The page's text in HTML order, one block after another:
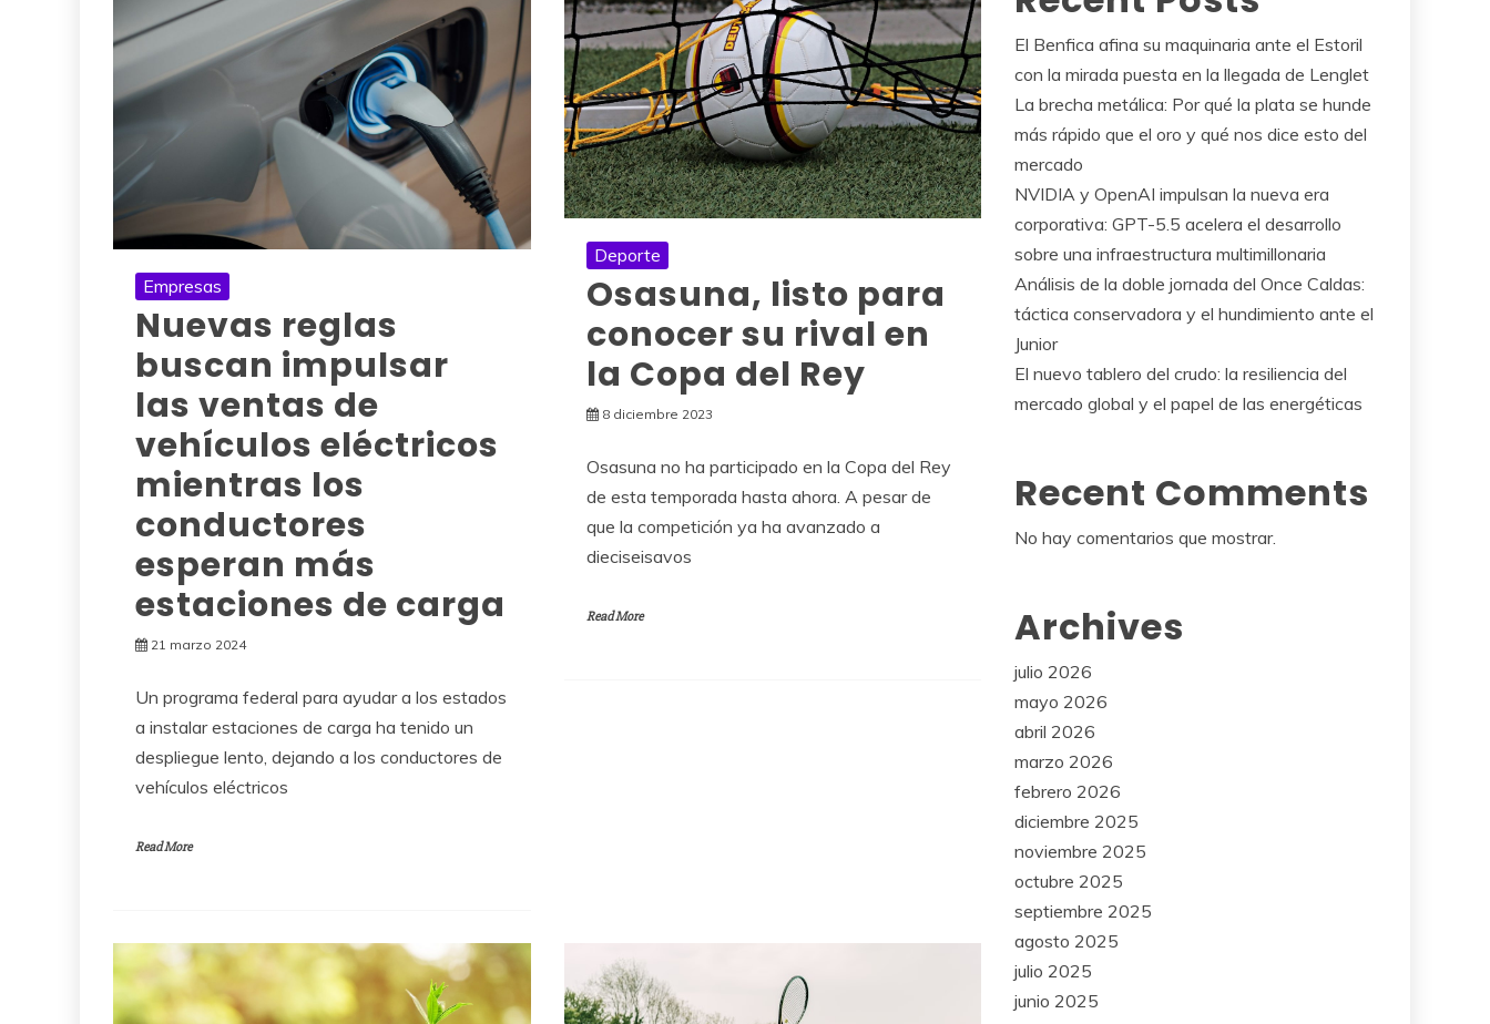
Empresas
Nuevas reglas
buscan impulsar
las ventas de
vehículos eléctricos
mientras los
conductores
esperan más
estaciones de carga
21 marzo 2024
Un programa federal para ayudar a los estados
a instalar estaciones de carga ha tenido un
despliegue lento, dejando a los conductores de
vehículos eléctricos
Read More
Deporte
Osasuna, listo para
conocer su rival en
la Copa del Rey
8 diciembre 2023
Osasuna no ha participado en la Copa del Rey
de esta temporada hasta ahora. A pesar de
que la competición ya ha avanzado a
dieciseisavos
Read More
El Benfica afina su maquinaria ante el Estoril
con la mirada puesta en la llegada de Lenglet
La brecha metálica: Por qué la plata se hunde
más rápido que el oro y qué nos dice esto del
mercado
NVIDIA y OpenAI impulsan la nueva era
corporativa: GPT-5.5 acelera el desarrollo
sobre una infraestructura multimillonaria
Análisis de la doble jornada del Once Caldas:
táctica conservadora y el hundimiento ante el
Junior
El nuevo tablero del crudo: la resiliencia del
mercado global y el papel de las energéticas
Recent Comments
No hay comentarios que mostrar.
Archives
julio 2026
mayo 2026
abril 2026
marzo 2026
febrero 2026
diciembre 2025
noviembre 2025
octubre 2025
septiembre 2025
agosto 2025
julio 2025
junio 2025